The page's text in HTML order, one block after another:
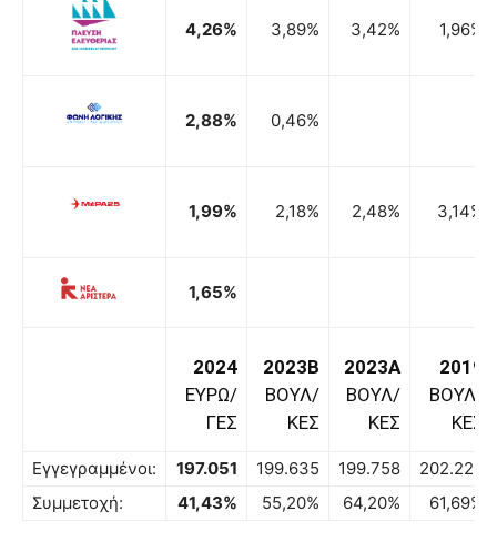
4,26% 3,89% 3,42% 1,96%
2,88% 0,46%
1,99% 2,18% 2,48% 3,14%
1,65%
2024
ΕΥΡΩ/
ΓΕΣ
2023B
ΒΟΥΛ/
ΚΕΣ
2023A
ΒΟΥΛ/
ΚΕΣ
2019
ΒΟΥΛ/
ΚΕΣ
Εγγεγραμμένοι: 197.051 199.635 199.758
202.226
Συμμετοχή:
41,43% 55,20% 64,20% 61,69%